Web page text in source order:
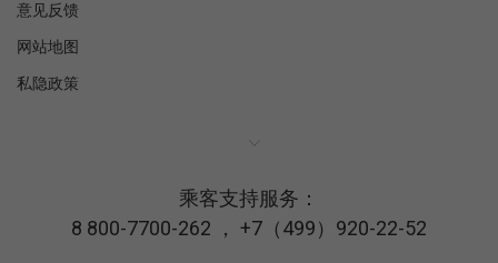
意见反馈
网站地图
私隐政策
乘客支持服务：
8 800-7700-262 ， +7（499）920-22-52